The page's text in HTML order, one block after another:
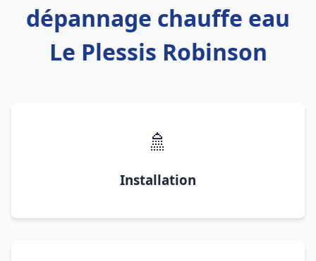
dépannage chauffe eau
Le Plessis Robinson
🚿
Installation